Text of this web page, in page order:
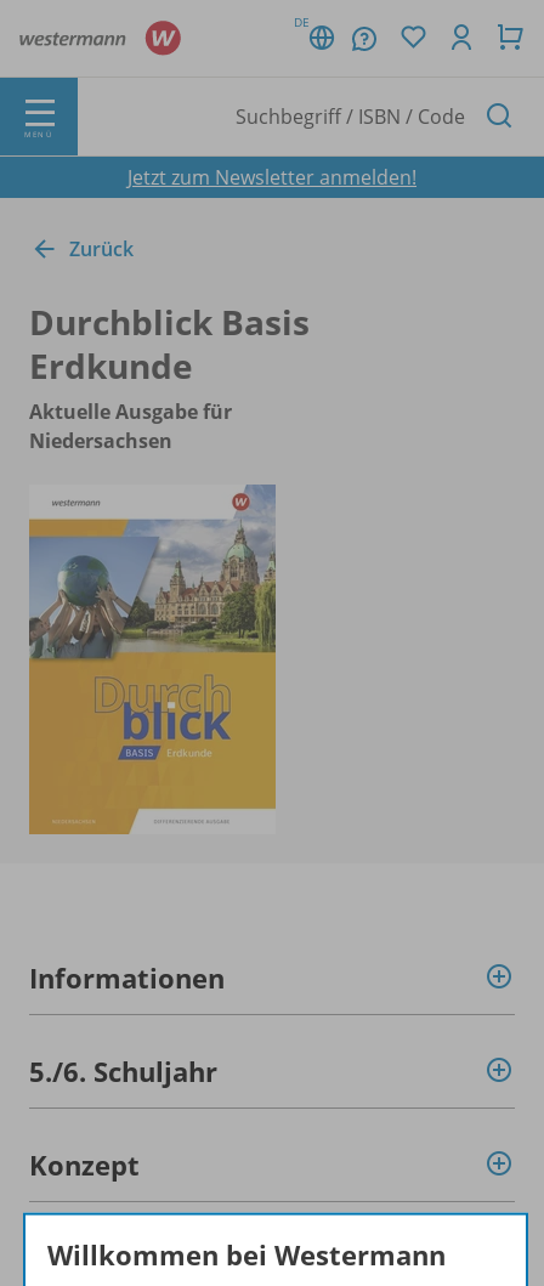
DE
MENÜ
Jetzt zum Newsletter anmelden!
Zurück
Durchblick Basis
Erdkunde
Aktuelle Ausgabe für
Niedersachsen
Informationen
5./6. Schuljahr
Konzept
Empfehlungen der Redaktion
Willkommen bei Westermann